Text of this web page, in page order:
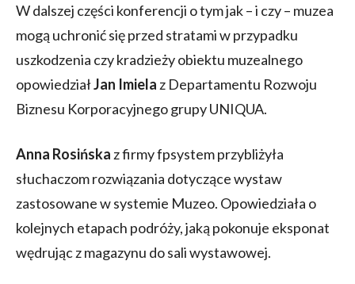
W dalszej części konferencji o tym jak – i czy – muzea
mogą uchronić się przed stratami w przypadku
uszkodzenia czy kradzieży obiektu muzealnego
opowiedziałJan Imiela z Departamentu Rozwoju
Biznesu Korporacyjnego grupy UNIQUA.
Anna Rosińska z firmy fpsystem przybliżyła
słuchaczom rozwiązania dotyczące wystaw
zastosowane w systemie Muzeo. Opowiedziała o
kolejnych etapach podróży, jaką pokonuje eksponat
wędrując z magazynu do sali wystawowej.